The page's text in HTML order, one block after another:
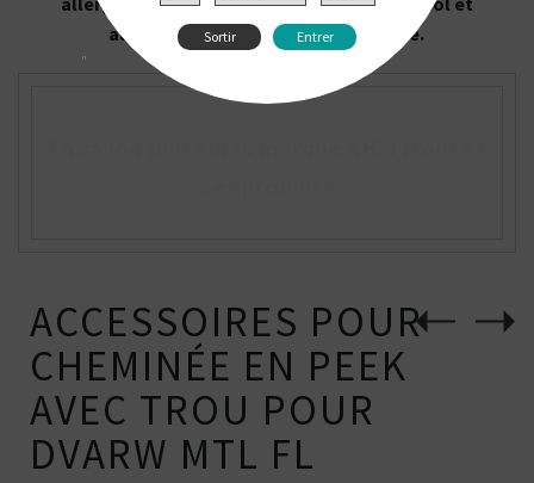
aux personnes atteintes de maladie.
ACCESSOIRES POUR
CHEMINÉE EN PEEK
AVEC TROU POUR
DVARW MTL FL
Sortir
Entrer
"